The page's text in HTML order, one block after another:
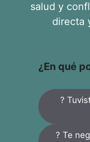
salud y
directa
¿En qué
?
? Te